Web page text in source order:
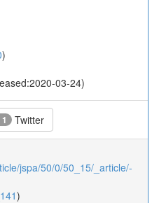
)
03-24)
Twitter
jspa/50/0/50_15/_article/-
)